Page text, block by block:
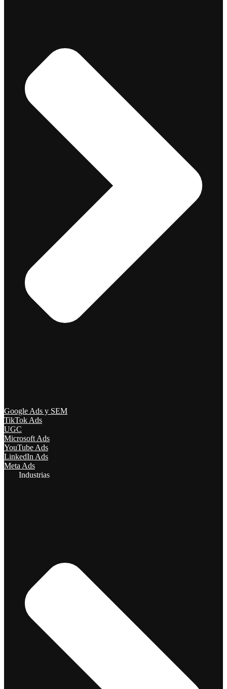
Google Ads y SEM
TikTok Ads
UGC
Microsoft Ads
YouTube Ads
LinkedIn Ads
Meta Ads
Industrias